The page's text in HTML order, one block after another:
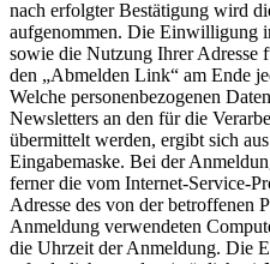
nach erfolgter Bestätigung wird
aufgenommen. Die Einwilligung
sowie die Nutzung Ihrer Adresse
den „Abmelden Link“ am Ende
Welche personenbezogenen
Newsletters an den für die
übermittelt werden, ergibt sich
Eingabemaske. Bei der
ferner die vom Internet-Service-
Adresse des von der betroffenen
Anmeldung verwendeten
die Uhrzeit der Anmeldung. Die